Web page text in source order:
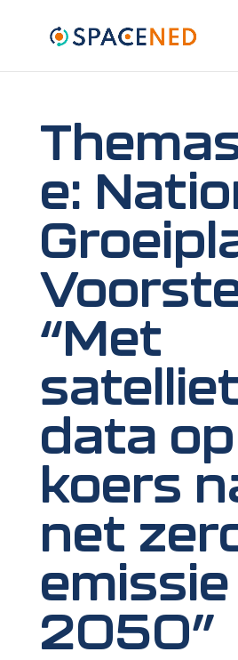
e:
“Met
satelliet
data op
koers
net
emissie
2050”